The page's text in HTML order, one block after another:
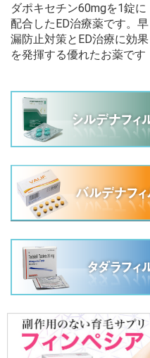
ダポキセチン60mgを1錠に
配合したED治療薬です。早
漏防止対策とED治療に効果
を発揮する優れたお薬です